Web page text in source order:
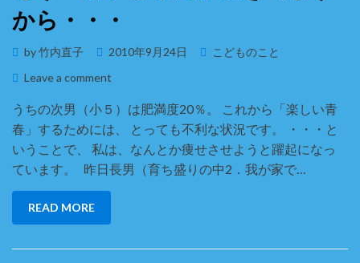
から・・・
by竹内直子
Posted
2010年9月24日
こどものこと
Leave a comment
う
「せ
い
し
て
うちの次男（小５）は肥満度20％。 これから「楽しい青
春」するためには、 とっても不利な状況です。 ・・・と
いうことで、 私は、なんとか痩せさせようと躍起になっ
ています。 昨日長男（育ち盛りの中2．我が家で…
READ MORE